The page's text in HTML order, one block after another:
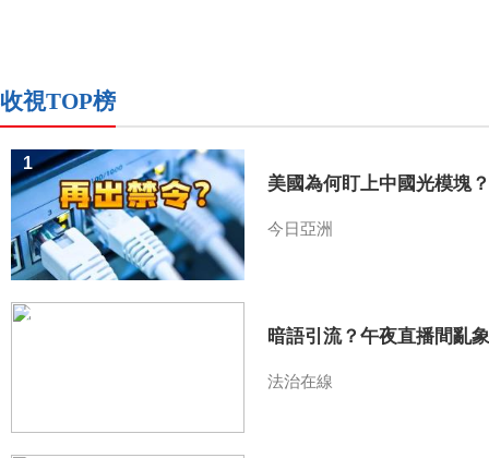
收視TOP榜
美國為何盯上中國光模塊？
今日亞洲
1
暗語引流？午夜直播間亂象
法治在線
2